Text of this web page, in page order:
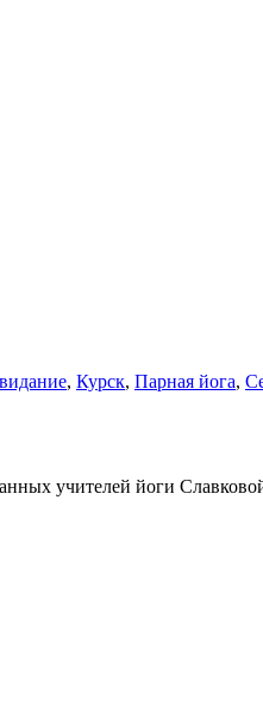
, Курск, Парная йога,
учителей йоги